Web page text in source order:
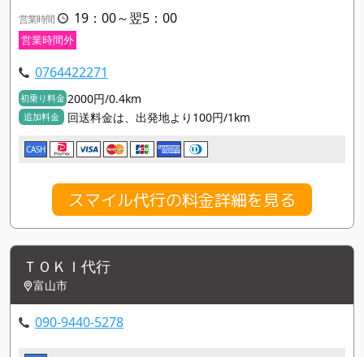
営業時間 19：00～翌5：00
営業時間外
0764422271
初乗り料金 2000円/0.4km
追加料金 回送料金は、出発地より100円/1km
CASH
スマイル代行の料金詳細を見る
ＴＯＫＩ代行
富山市
090-9440-5278